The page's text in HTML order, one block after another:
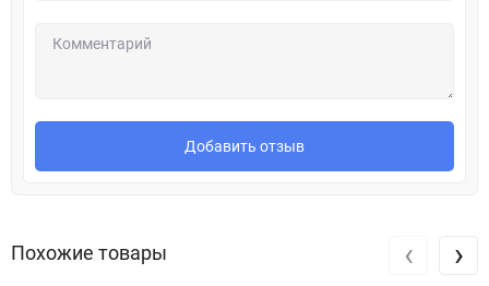
Добавить отзыв
Похожие товары ‹ ›